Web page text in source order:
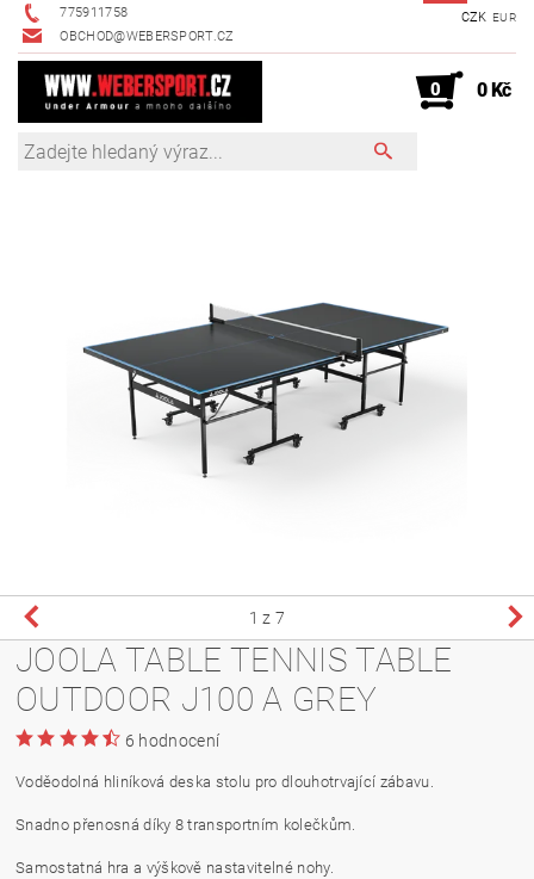
775911758
OBCHOD@WEBERSPORT.CZ
CZK EUR
0 0 Kč
1 z 7
JOOLA TABLE TENNIS TABLE
OUTDOOR J100 A GREY
6 hodnocení
Voděodolná hliníková deska stolu pro dlouhotrvající zábavu.
Snadno přenosná díky 8 transportním kolečkům.
Samostatná hra a výškově nastavitelné nohy.